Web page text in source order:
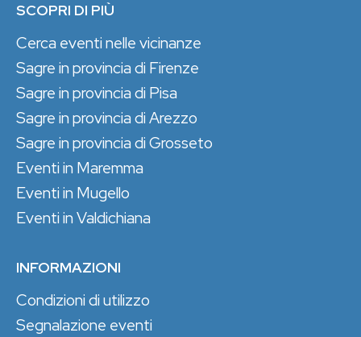
SCOPRI DI PIÙ
Cerca eventi nelle vicinanze
Sagre in provincia di Firenze
Sagre in provincia di Pisa
Sagre in provincia di Arezzo
Sagre in provincia di Grosseto
Eventi in Maremma
Eventi in Mugello
Eventi in Valdichiana
INFORMAZIONI
Condizioni di utilizzo
Segnalazione eventi